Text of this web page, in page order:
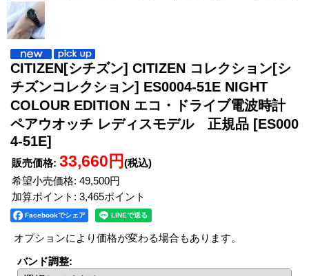
CITIZEN[シチズン] CITIZEN コレクション[シ
チズンコレクション] ES0004-51E NIGHT
COLOUR EDITION エコ・ドライブ電波時計
ペアウオッチ レディスモデル 正規品 [ES000
4-51E]
販売価格: 33,660円 (税込)
希望小売価格: 49,500円
加算ポイント: 3,465ポイント
Facebookでシェア
オプションにより価格が変わる場合もあります。
バンド調整: